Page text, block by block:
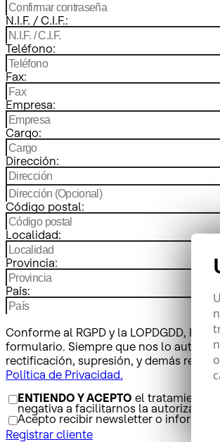
N.I.F. / C.I.F.:
Teléfono:
Fax:
Empresa:
Cargo:
Dirección:
Código postal:
Localidad:
Provincia:
País:
Conforme al RGPD y la LOPDGDD,
formulario. Siempre que nos lo
rectificación, supresión, y demás
Política de Privacidad.
ENTIENDO Y ACEPTO el tratamiento
negativa a facilitarnos la
Acepto recibir newsletter o
Registrar cliente